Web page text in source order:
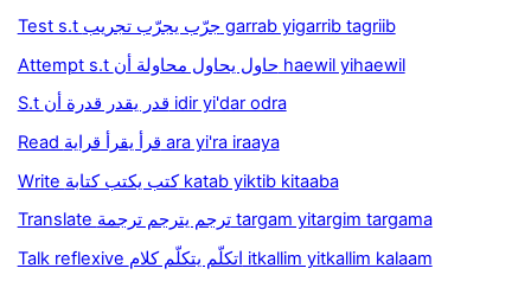
Test s.t جرّب يجرّب تجريب garrab yigarrib tagriib
Attempt s.t حاول يحاول محاولة أن haewil yihaewil
S.t قدر يقدر قدرة أن idir yi'dar odra
Read قرأ يقرأ قراية ara yi'ra iraaya
Write كتب يكتب كتابة katab yiktib kitaaba
Translate ترجم يترجم ترجمة targam yitargim targama
Talk reflexive اتكلّم يتكلّم كلام itkallim yitkallim kalaam